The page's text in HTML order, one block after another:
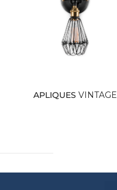
APLIQUES VINTAGE